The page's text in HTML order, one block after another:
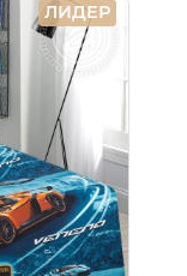
ЛИДЕР